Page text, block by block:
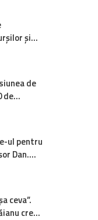
și
de
de
de
scrise
ul pentru
Dan.
milioane
ceva”.
crede